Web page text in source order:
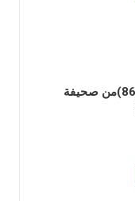
العدد (86)من صحيفة